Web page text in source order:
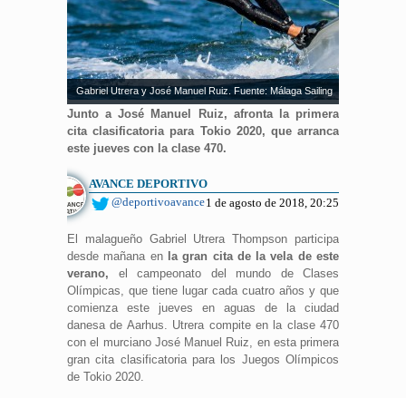
Gabriel Utrera y José Manuel Ruiz. Fuente: Málaga Sailing
Junto a José Manuel Ruiz, afronta la primera
cita clasificatoria para Tokio 2020, que arranca
este jueves con la clase 470.
AVANCE DEPORTIVO
@deportivoavance1 de agosto de 2018, 20:25
El malagueño Gabriel Utrera Thompson participa
desde mañana en la gran cita de la vela de este
verano, el campeonato del mundo de Clases
Olímpicas, que tiene lugar cada cuatro años y que
comienza este jueves en aguas de la ciudad
danesa de Aarhus. Utrera compite en la clase 470
con el murciano José Manuel Ruiz, en esta primera
gran cita clasificatoria para los Juegos Olímpicos
de Tokio 2020.